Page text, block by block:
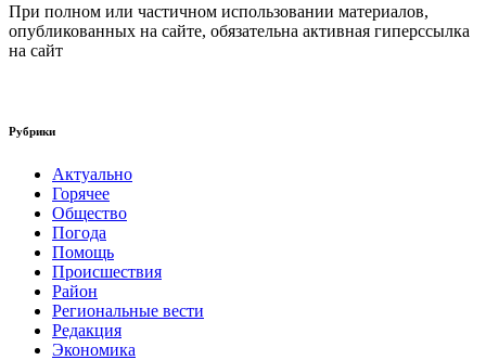
При полном или частичном использовании материалов,
опубликованных на сайте, обязательна активная гиперссылка
на сайт
Рубрики
Актуально
Горячее
Общество
Погода
Помощь
Происшествия
Район
Региональные вести
Редакция
Экономика